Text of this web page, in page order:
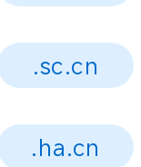
.sc.cn
.ha.cn